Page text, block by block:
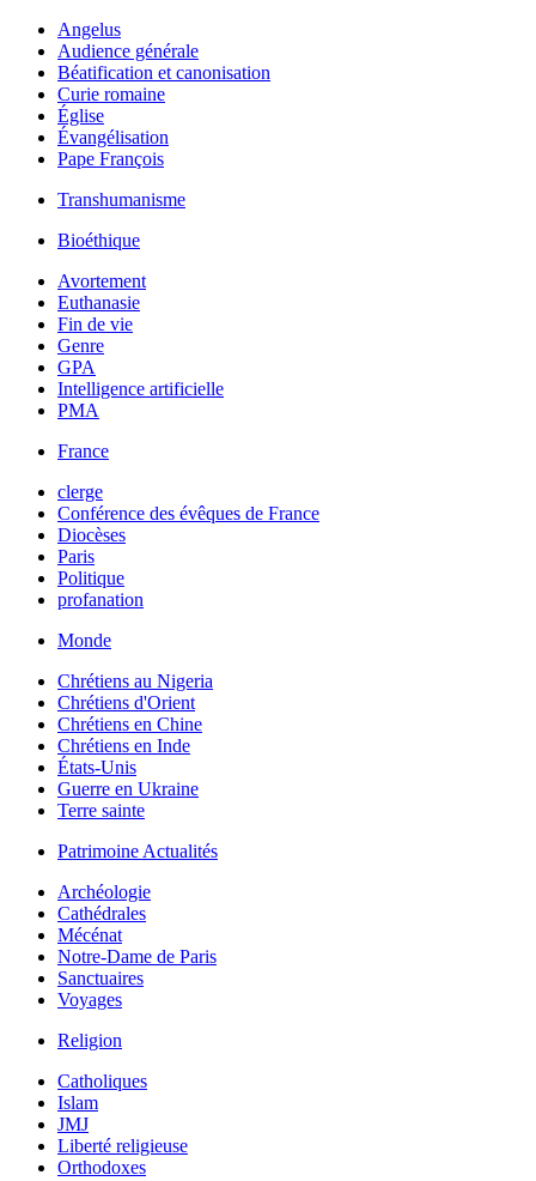
Angelus
Audience générale
Béatification et canonisation
Curie romaine
Église
Évangélisation
Pape François
Transhumanisme
Bioéthique
Avortement
Euthanasie
Fin de vie
Genre
GPA
Intelligence artificielle
PMA
France
clerge
Conférence des évêques de France
Diocèses
Paris
Politique
profanation
Monde
Chrétiens au Nigeria
Chrétiens d'Orient
Chrétiens en Chine
Chrétiens en Inde
États-Unis
Guerre en Ukraine
Terre sainte
Patrimoine Actualités
Archéologie
Cathédrales
Mécénat
Notre-Dame de Paris
Sanctuaires
Voyages
Religion
Catholiques
Islam
JMJ
Liberté religieuse
Orthodoxes